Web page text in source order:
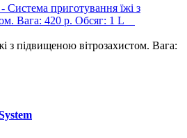
з підвищеною вітрозахистом. Вага: